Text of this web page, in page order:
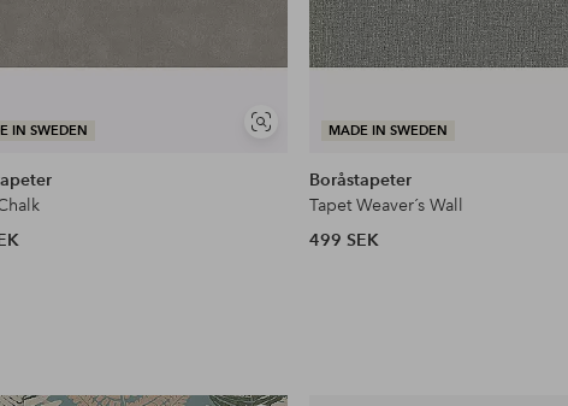
IN SWEDEN
Visa
MADE IN SWEDEN
Boråstapeter
Tapet Weaver´s Wall
499 SEK